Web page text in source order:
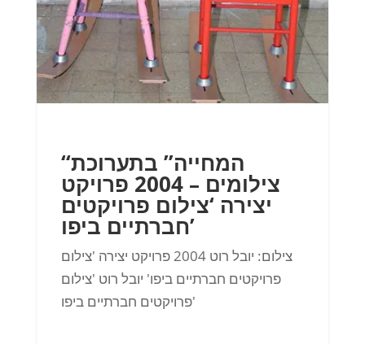
“המחייה” בתערוכת
צילומים – 2004 פרויקט
יצירה ‘צילום פרויקטים
חברתיים ביפו’
צילום: יובל רוט 2004 פרויקט יצירה 'צילום
פרויקטים חברתיים ביפו' יובל רוט 'צילום
פרויקטים חברתיים ביפו'